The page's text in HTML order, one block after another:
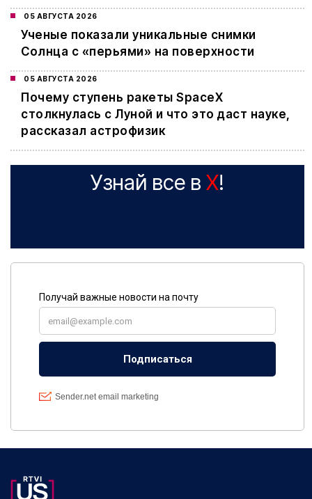
05 АВГУСТА 2026
Ученые показали уникальные снимки
Солнца с «перьями» на поверхности
05 АВГУСТА 2026
Почему ступень ракеты SpaceX
столкнулась с Луной и что это даст науке,
рассказал астрофизик
Узнай все в X!